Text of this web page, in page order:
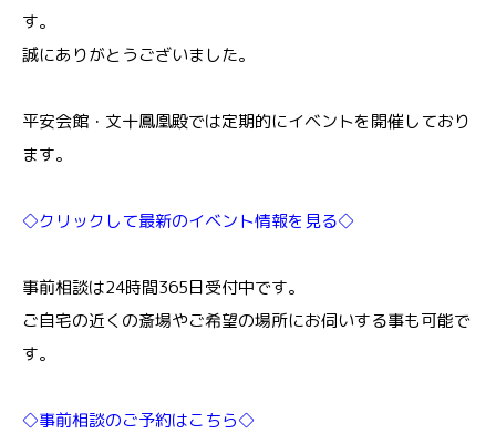
す。
誠にありがとうございました。
平安会館・文十鳳凰殿では定期的にイベントを開催しており
ます。
◇クリックして最新のイベント情報を見る◇
事前相談は24時間365日受付中です。
ご自宅の近くの斎場やご希望の場所にお伺いする事も可能で
す。
◇事前相談のご予約はこちら◇